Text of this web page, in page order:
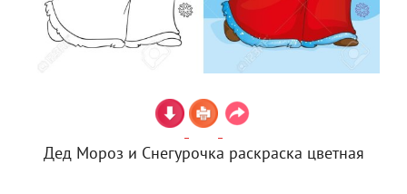
Дед Мороз и Снегурочка раскраска цветная